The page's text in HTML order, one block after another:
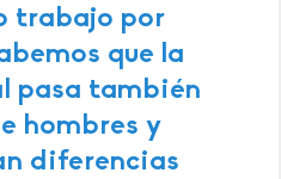
trabajo por
que la
pasa también
hombres y
diferencias